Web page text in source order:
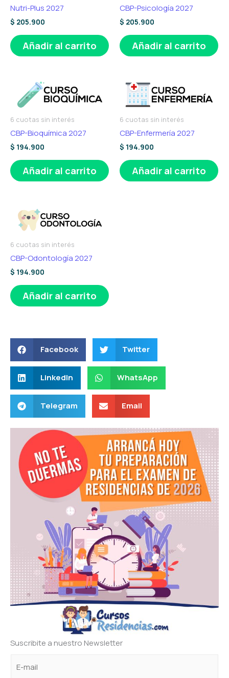
Nutri-Plus 2027
$ 205.900
Añadir al carrito
CBP-Psicología 2027
$ 205.900
Añadir al carrito
6 cuotas sin interés
CBP-Bioquímica 2027
$ 194.900
Añadir al carrito
6 cuotas sin interés
CBP-Enfermería 2027
$ 194.900
Añadir al carrito
6 cuotas sin interés
CBP-Odontología 2027
$ 194.900
Añadir al carrito
Facebook Twitter
LinkedIn WhatsApp
Telegram Email
Suscribite a nuestro Newsletter